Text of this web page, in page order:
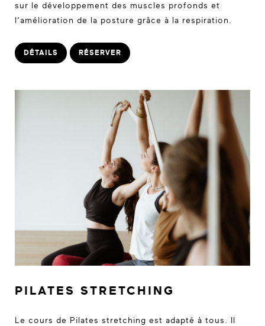
sur le développement des muscles profonds et
l’amélioration de la posture grâce à la respiration.
DÉTAILS RÉSERVER
PILATES STRETCHING
Le cours de Pilates stretching est adapté à tous. Il